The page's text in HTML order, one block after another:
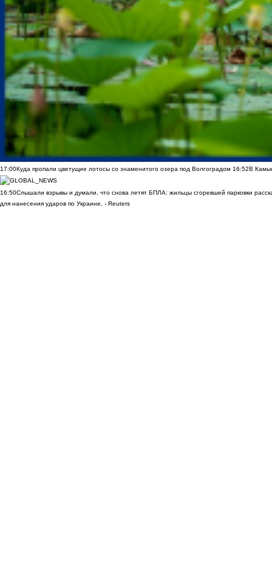
17:00Куда пропали цветущие лотосы со знаменитого озера под Волгоградом 16:52В
16:50Слышали взрывы и думали, что снова летят БПЛА: жильцы сгоревшей парковки
для нанесения ударов по Украине, - Reuters